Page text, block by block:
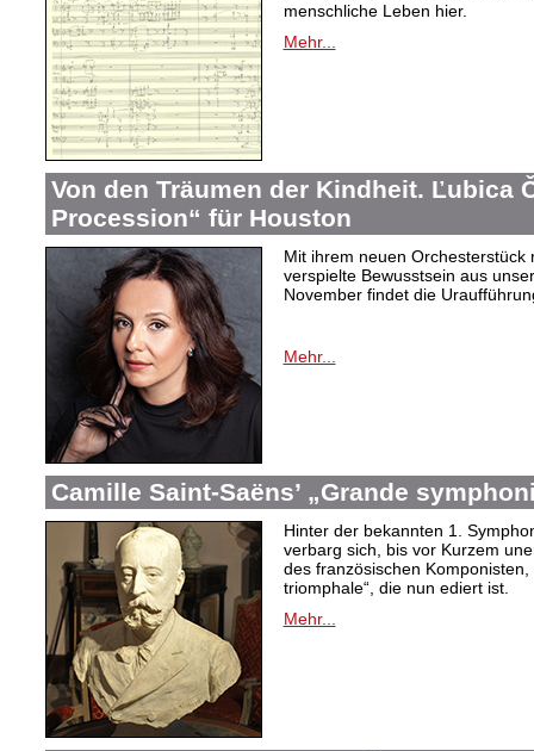
menschliche Leben hier.
Mehr...
Von den Träumen der Kindheit. Ľubica
Procession“ für Houston
Mit ihrem neuen Orchesterstück
verspielte Bewusstsein aus
November findet die
Mehr...
Camille Saint-Saëns’ „Grande
Hinter der bekannten 1.
verbarg sich, bis vor Kurzem
des französischen
triomphale“, die nun ediert ist.
Mehr...